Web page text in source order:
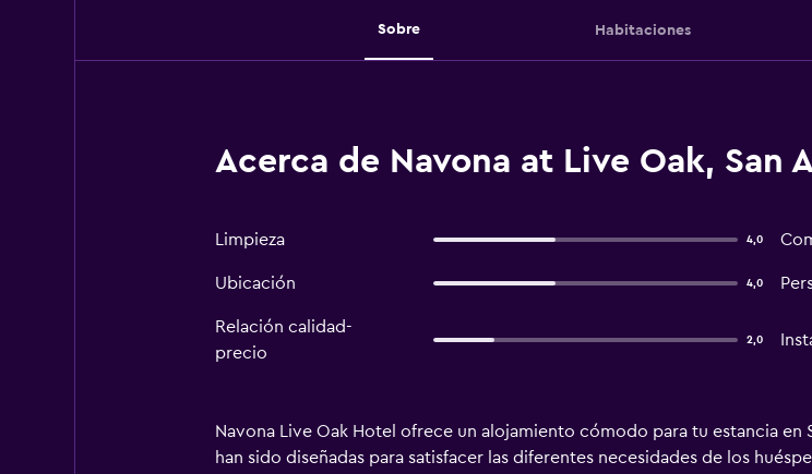
Sobre Habitaciones
Acerca de Navona at Live Oak, San
Limpieza 4,0
Ubicación 4,0
Relación calidad-
precio
2,0
Navona Live Oak Hotel ofrece un alojamiento cómodo para tu estancia
han sido diseñadas para satisfacer las diferentes necesidades de los